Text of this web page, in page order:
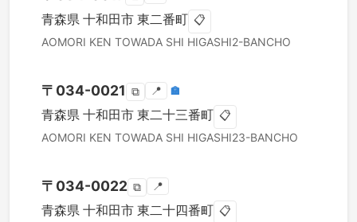
青森県 十和田市 東二番町 📋
AOMORI KEN TOWADA SHI HIGASHI2-BANCHO
〒 034-0021 ⧉ 📍 🏣
青森県 十和田市 東二十三番町 📋
AOMORI KEN TOWADA SHI HIGASHI23-BANCHO
〒 034-0022 ⧉ 📍
青森県 十和田市 東二十四番町 📋